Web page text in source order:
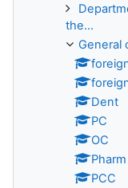
the...
General
Dent
PC
OC
Pharm
PCC